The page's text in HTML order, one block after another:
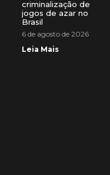
criminalização de
jogos de azar no
Brasil
6 de agosto de 2026
Leia Mais